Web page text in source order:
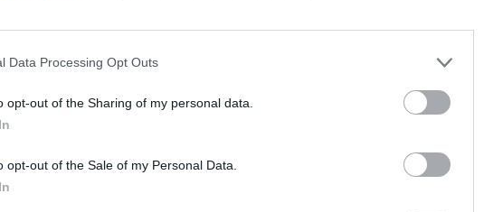
Data Processing Opt Outs
opt-out of the Sharing of my personal data.
opt-out of the Sale of my Personal Data.
σημείωσε ο βουλευτής του ΣΥΡΙΖΑ,
Θέμα 104,6».
«η ΝΔ, δια μέσου του κ. Πλεύρη, προσπαθεί
διαδικασία της προανακριτικής
ευθύνες του πρώην υπουργού
το δικαίωμα της ανωνυμία των
Market
οι
15:13 - 15